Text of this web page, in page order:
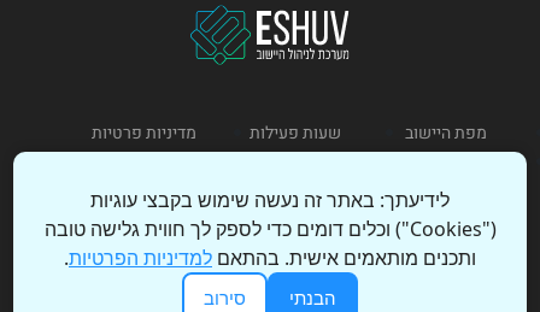
מפת היישוב שעות פעילות
מדיניות פרטיות
כניסת מנהל הצהרת נגישות
לידיעתך: באתר זה נעשה שימוש בקבצי עוגיות
("Cookies") וכלים דומים כדי לספק לך חווית גלישה טובה
ותכנים מותאמים אישית. בהתאם למדיניות הפרטיות.
הבנתי סירוב